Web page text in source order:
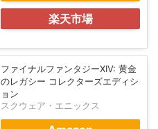
楽天市場
ファイナルファンタジーXIV: 黄金
のレガシー コレクターズエディシ
ョン
スクウェア・エニックス